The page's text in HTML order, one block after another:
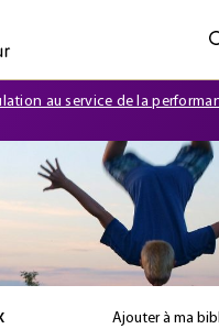
au service de la
Ajouter à ma